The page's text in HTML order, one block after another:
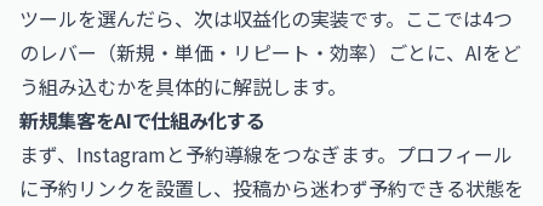
ツールを選んだら、次は収益化の実装です。ここでは4つ
のレバー（新規・単価・リピート・効率）ごとに、AIをど
う組み込むかを具体的に解説します。
新規集客をAIで仕組み化する
まず、Instagramと予約導線をつなぎます。プロフィール
に予約リンクを設置し、投稿から迷わず予約できる状態を